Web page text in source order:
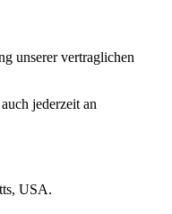
unserer vertraglichen
jederzeit an
USA.